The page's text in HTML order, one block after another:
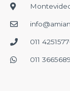
011
011